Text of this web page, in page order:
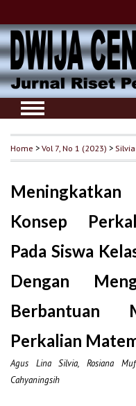
Home >Vol 7, No 1 (2023) > Silvia
Konsep
Pada Siswa
Dengan
Berbantuan
Perkalian
Agus Lina Silvia, Rosiana
Cahyaningsih